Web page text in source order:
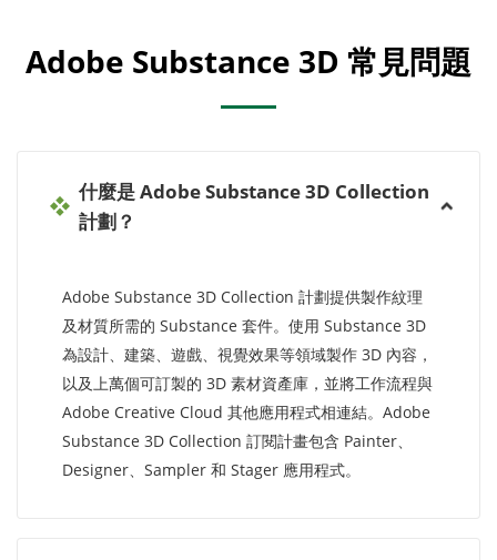
Adobe Substance 3D 常見問題
什麼是 Adobe Substance 3D Collection
計劃？
Adobe Substance 3D Collection 計劃提供製作紋理
及材質所需的 Substance 套件。使用 Substance 3D
為設計、建築、遊戲、視覺效果等領域製作 3D 內容，
以及上萬個可訂製的 3D 素材資產庫，並將工作流程與
Adobe Creative Cloud 其他應用程式相連結。Adobe
Substance 3D Collection 訂閱計畫包含 Painter、
Designer、Sampler 和 Stager 應用程式。